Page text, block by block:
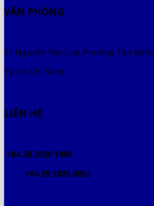
VĂN PHÒNG
61 Nguyễn Văn Giai, Phường Tân Định,
Tp Hồ Chí Minh
LIÊN HỆ
+84 28 3820 1998
+84 28 3820 8052